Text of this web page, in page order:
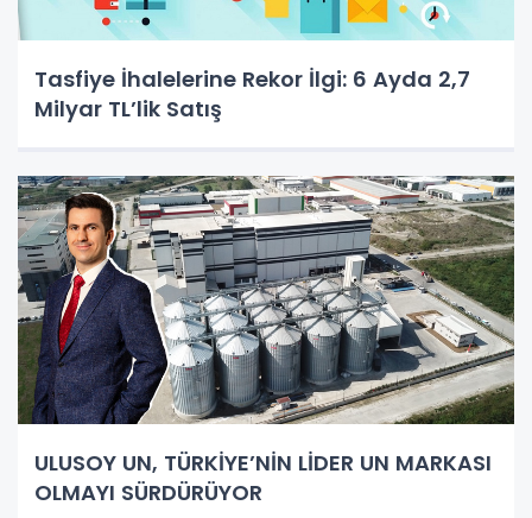
Tasfiye İhalelerine Rekor İlgi: 6 Ayda 2,7
Milyar TL’lik Satış
ULUSOY UN, TÜRKİYE’NİN LİDER UN MARKASI
OLMAYI SÜRDÜRÜYOR